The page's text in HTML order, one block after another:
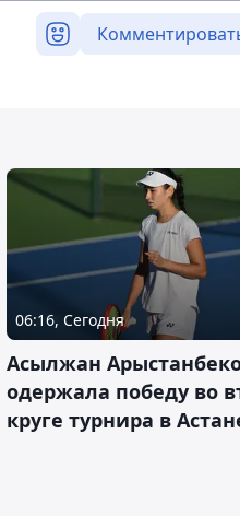
06:16, Сегодня
Асылжан
одержала победу во
круге турнира в